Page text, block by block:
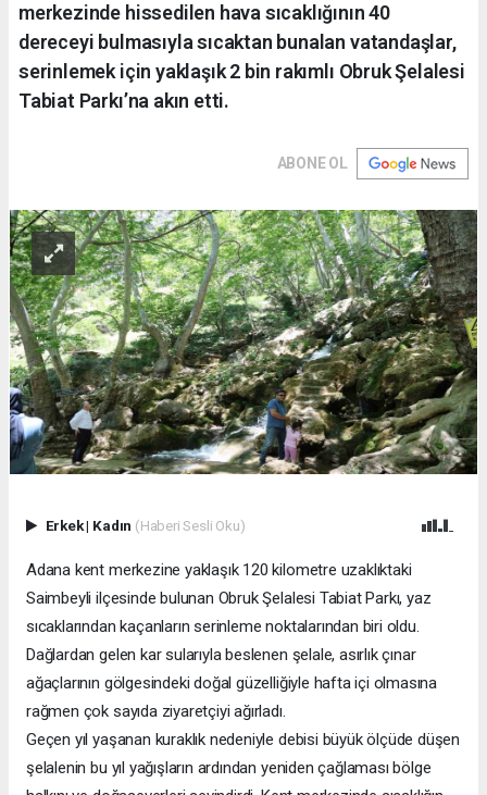
merkezinde hissedilen hava sıcaklığının 40
dereceyi bulmasıyla sıcaktan bunalan vatandaşlar,
serinlemek için yaklaşık 2 bin rakımlı Obruk Şelalesi
Tabiat Parkı’na akın etti.
ABONE OL
Erkek| Kadın (Haberi Sesli Oku)
Adana kent merkezine yaklaşık 120 kilometre uzaklıktaki
Saimbeyli ilçesinde bulunan Obruk Şelalesi Tabiat Parkı, yaz
sıcaklarından kaçanların serinleme noktalarından biri oldu.
Dağlardan gelen kar sularıyla beslenen şelale, asırlık çınar
ağaçlarının gölgesindeki doğal güzelliğiyle hafta içi olmasına
rağmen çok sayıda ziyaretçiyi ağırladı.
Geçen yıl yaşanan kuraklık nedeniyle debisi büyük ölçüde düşen
şelalenin bu yıl yağışların ardından yeniden çağlaması bölge